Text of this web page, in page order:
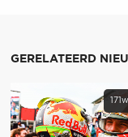
GERELATEERD